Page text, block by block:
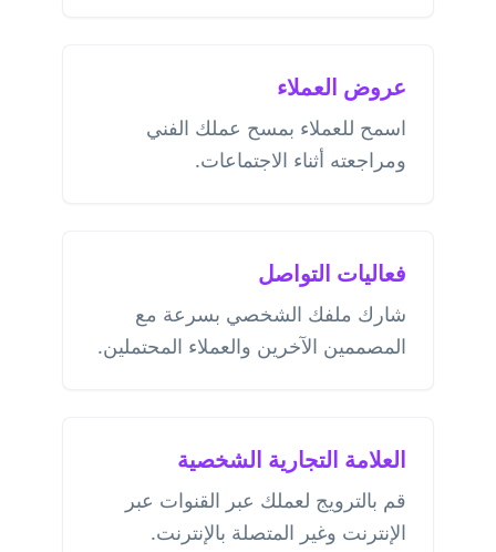
عروض العملاء
اسمح للعملاء بمسح عملك الفني
ومراجعته أثناء الاجتماعات.
فعاليات التواصل
شارك ملفك الشخصي بسرعة مع
المصممين الآخرين والعملاء المحتملين.
العلامة التجارية الشخصية
قم بالترويج لعملك عبر القنوات عبر
الإنترنت وغير المتصلة بالإنترنت.